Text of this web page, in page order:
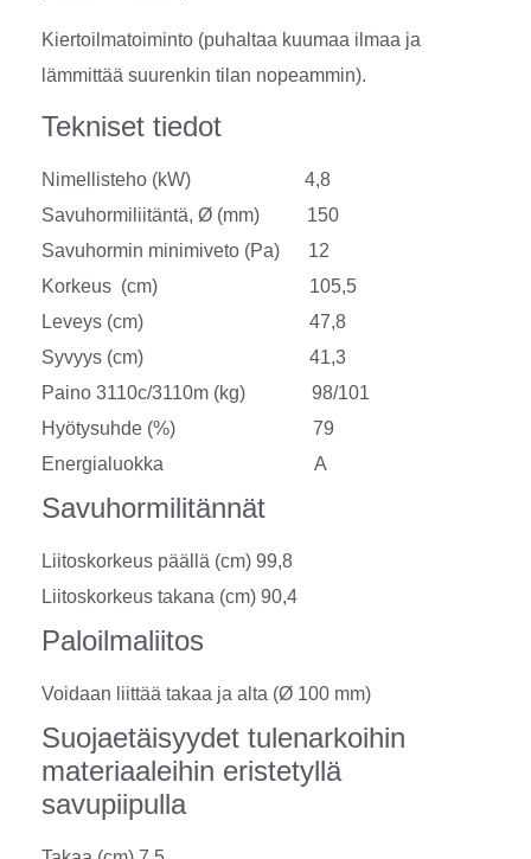
Kiertoilmatoiminto (puhaltaa kuumaa ilmaa ja
lämmittää suurenkin tilan nopeammin).
Tekniset tiedot
Nimellisteho (kW) 4,8
Savuhormiliitäntä, Ø (mm) 150
Savuhormin minimiveto (Pa) 12
Korkeus (cm) 105,5
Leveys (cm) 47,8
Syvyys (cm) 41,3
Paino 3110c/3110m (kg) 98/101
Hyötysuhde (%) 79
Energialuokka A
Savuhormilitännät
Liitoskorkeus päällä (cm) 99,8
Liitoskorkeus takana (cm) 90,4
Paloilmaliitos
Voidaan liittää takaa ja alta (Ø 100 mm)
Suojaetäisyydet tulenarkoihin
materiaaleihin eristetyllä
savupiipulla